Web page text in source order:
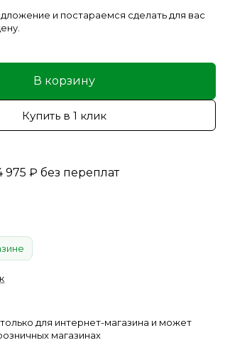
и постараемся сделать для вас
В корзину
Купить в 1 клик
975₽без переплат
для интернет-магазина и может
магазинах